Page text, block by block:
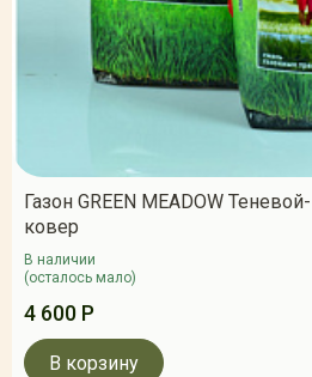
Газон GREEN MEADOW
ковер
В наличии
(осталось мало)
4 600 Р
В корзину